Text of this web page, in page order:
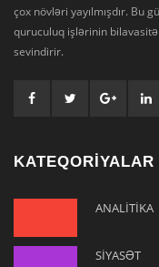
çox növləri yayılmışdır. Bu
quruculuq işlərinin
sevindirir.
KATEQORİYALAR
ANALİTİKA
SİYASƏT